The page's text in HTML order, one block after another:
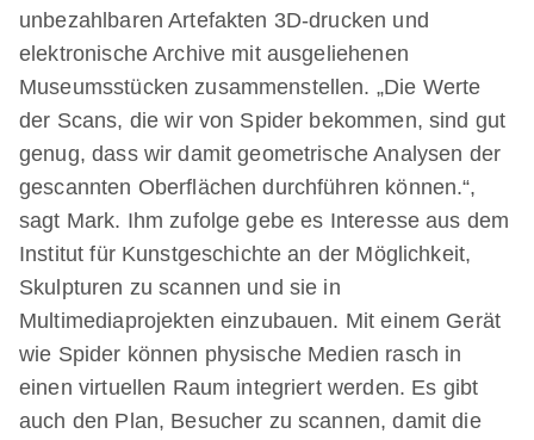
unbezahlbaren Artefakten 3D-drucken und
elektronische Archive mit ausgeliehenen
Museumsstücken zusammenstellen. „Die Werte
der Scans, die wir von Spider bekommen, sind gut
genug, dass wir damit geometrische Analysen der
gescannten Oberflächen durchführen können.“,
sagt Mark. Ihm zufolge gebe es Interesse aus dem
Institut für Kunstgeschichte an der Möglichkeit,
Skulpturen zu scannen und sie in
Multimediaprojekten einzubauen. Mit einem Gerät
wie Spider können physische Medien rasch in
einen virtuellen Raum integriert werden. Es gibt
auch den Plan, Besucher zu scannen, damit die